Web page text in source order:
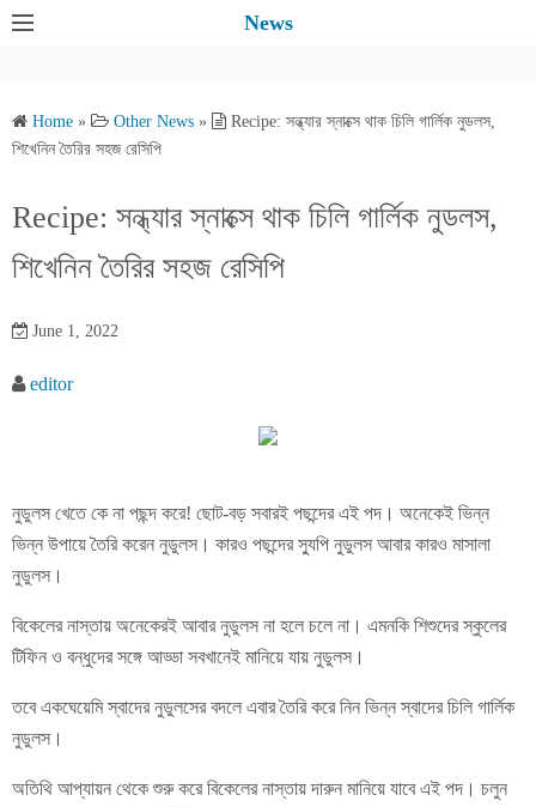
News
Home » Other News »
Recipe: সন্ধ্যার স্নাক্সে থাক চিলি গার্লিক নুডলস,
শিখেনিন তৈরির সহজ রেসিপি
Recipe: সন্ধ্যার স্নাক্সে থাক চিলি গার্লিক নুডলস,
শিখেনিন তৈরির সহজ রেসিপি
June 1, 2022
editor
নুডুলস খেতে কে না পছন্দ করে! ছোট-বড় সবারই পছন্দের এই পদ। অনেকেই ভিন্ন
ভিন্ন উপায়ে তৈরি করেন নুডুলস। কারও পছন্দের স্যুপি নুডুলস আবার কারও মাসালা
নুডুলস।
বিকেলের নাস্তায় অনেকেরই আবার নুডুলস না হলে চলে না। এমনকি শিশুদের স্কুলের
টিফিন ও বন্ধুদের সঙ্গে আড্ডা সবখানেই মানিয়ে যায় নুডুলস।
তবে একঘেয়েমি স্বাদের নুডুলসের বদলে এবার তৈরি করে নিন ভিন্ন স্বাদের চিলি গার্লিক
নুডুলস।
অতিথি আপ্যায়ন থেকে শুরু করে বিকেলের নাস্তায় দারুন মানিয়ে যাবে এই পদ। চলুন